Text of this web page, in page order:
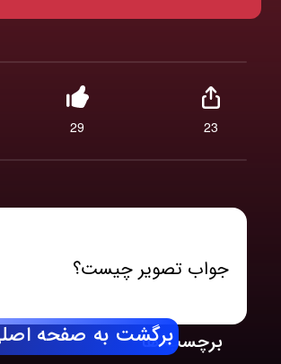
29 23
جواب تصویر چیست؟
برچسب هابرگشت به صفحه